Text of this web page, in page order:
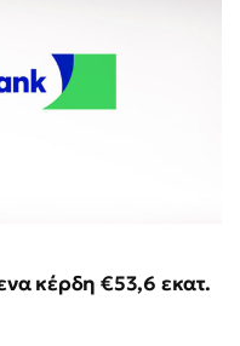
κέρδη €53,6 εκατ.